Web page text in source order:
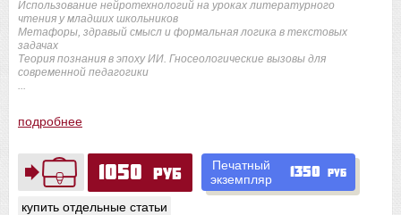
1050 руб
купить отдельные статьи
Печатный
экземпляр
1350 руб
Использование нейротехнологий на уроках литературного
чтения у младших школьников
Метафоры, здравый смысл и формальная логика в текстовых
задачах
Теория познания в эпоху ИИ. Гносеологические вызовы для
современной педагогики
подробнее